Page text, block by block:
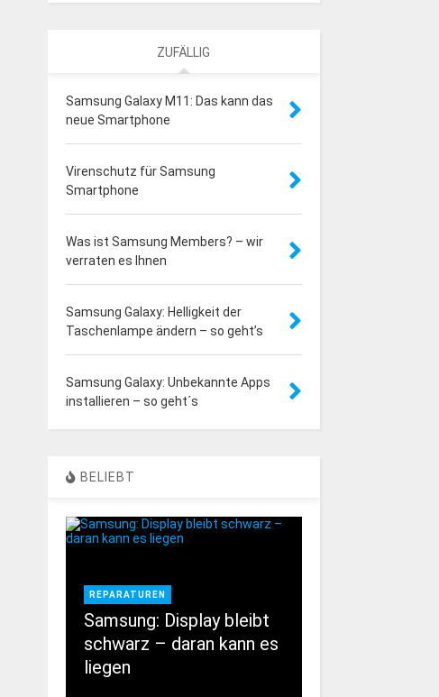
ZUFÄLLIG
Samsung Galaxy M11: Das kann das
neue Smartphone
Virenschutz für Samsung
Smartphone
Was ist Samsung Members? – wir
verraten es Ihnen
Samsung Galaxy: Helligkeit der
Taschenlampe ändern – so geht’s
Samsung Galaxy: Unbekannte Apps
installieren – so geht´s
BELIEBT
REPARATUREN
Samsung: Display bleibt
schwarz – daran kann es
liegen